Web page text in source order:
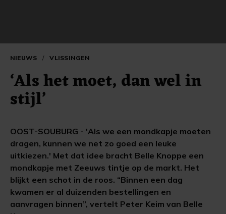
NIEUWS / VLISSINGEN
‘Als het moet, dan wel in
stijl’
OOST-SOUBURG - 'Als we een mondkapje moeten
dragen, kunnen we net zo goed een leuke
uitkiezen.' Met dat idee bracht Belle Knoppe een
mondkapje met Zeeuws tintje op de markt. Het
blijkt een schot in de roos. “Binnen een dag
kwamen er al duizenden bestellingen en
aanvragen binnen”, vertelt Peter Keim van Belle